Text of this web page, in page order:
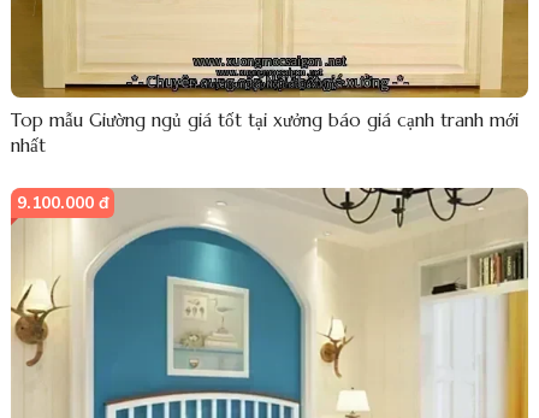
Top mẫu Giường ngủ giá tốt tại xưởng báo giá cạnh tranh mới
nhất
9.100.000 đ